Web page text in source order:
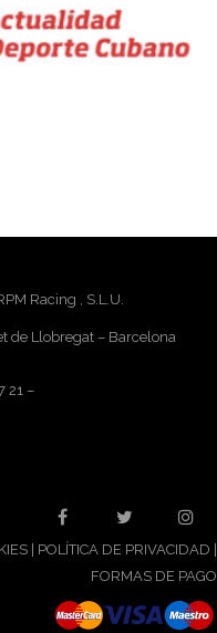
Racing , S.L.U.
de Llobregat – Barcelona
21 –
| POLÍTICA DE PRIVACIDAD |
FORMAS DE PAGO